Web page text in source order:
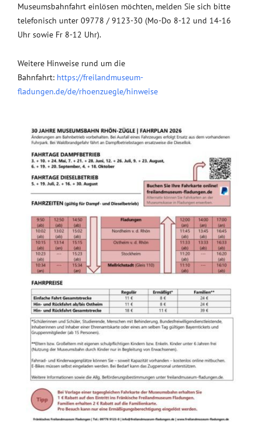
Museumsbahnfahrt einlösen möchten, melden Sie sich bitte
telefonisch unter 09778 / 9123-30 (Mo-Do 8-12 und 14-16
Uhr sowie Fr 8-12 Uhr).
Weitere Hinweise rund um die
Bahnfahrt: https://freilandmuseum-
fladungen.de/de/rhoenzuegle/hinweise